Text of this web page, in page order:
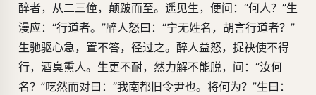
醉者，从二三僮，颠跛而至。遥见生，便问：“何人？”生
漫应：“行道者。”醉人怒曰：“宁无姓名，胡言行道者？”
生驰驱心急，置不答，径过之。醉人益怒，捉袂使不得
行，酒臭熏人。生更不耐，然力解不能脱，问：“汝何
名？”呓然而对曰：“我南都旧令尹也。将何为？”生曰：